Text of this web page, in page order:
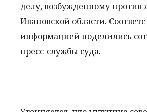
делу, возбужденному против
Ивановской области.
информацией поделились
пресс-службы суда.